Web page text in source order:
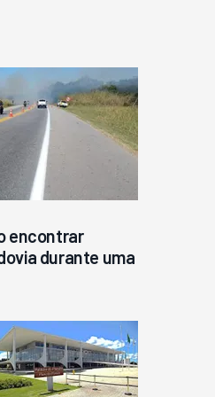
encontrar
durante uma